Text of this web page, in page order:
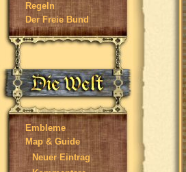
Regeln
Der Freie Bund
Embleme
Map & Guide
Neuer Eintrag